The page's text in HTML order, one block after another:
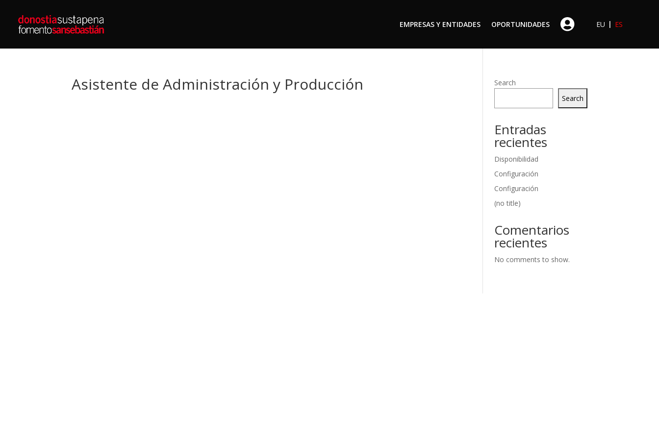
EMPRESAS Y ENTIDADES OPORTUNIDADES EU | ES
Asistente de Administración y Producción
Search
Search
Entradas
recientes
Disponibilidad
Configuración
Configuración
(no title)
Comentarios
recientes
No comments to show.